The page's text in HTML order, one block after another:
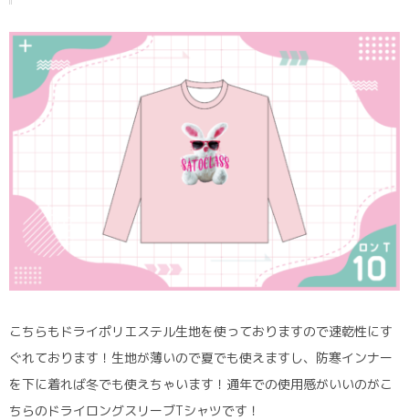
こちらもドライポリエステル生地を使っておりますので速乾性にす
ぐれております！生地が薄いので夏でも使えますし、防寒インナー
を下に着れば冬でも使えちゃいます！通年での使用感がいいのがこ
ちらのドライロングスリーブTシャツです！